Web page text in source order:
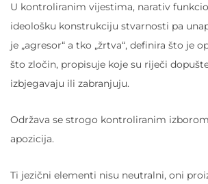
U kontroliranim vijestima, narativ
ideološku konstrukciju stvarnosti pa
je „agresor“ a tko „žrtva“, definira što je
što zločin, propisuje koje su riječi
izbjegavaju ili zabranjuju.
Održava se strogo kontroliranim
apozicija.
Ti jezični elementi nisu neutralni, oni